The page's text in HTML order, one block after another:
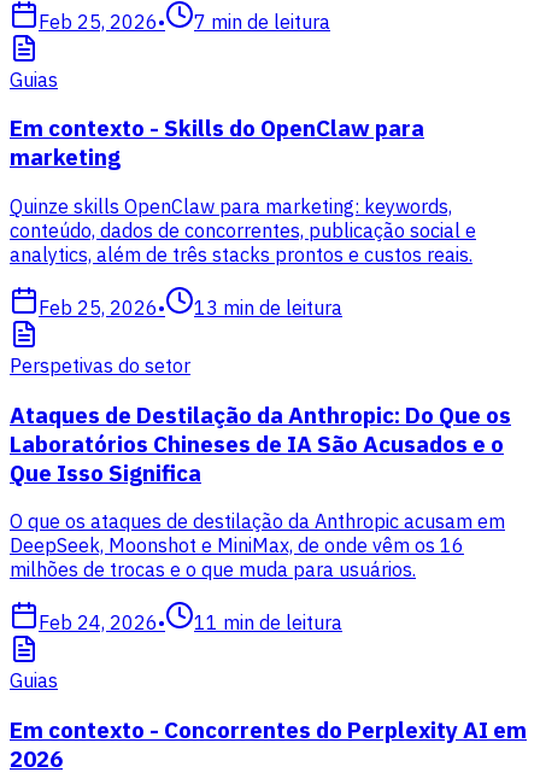
Feb 25, 2026• 7 min de leitura
Guias
Em contexto - Skills do OpenClaw para
marketing
Quinze skills OpenClaw para marketing: keywords,
conteúdo, dados de concorrentes, publicação social e
analytics, além de três stacks prontos e custos reais.
Feb 25, 2026• 13 min de leitura
Perspetivas do setor
Ataques de Destilação da Anthropic: Do Que os
Laboratórios Chineses de IA São Acusados e o
Que Isso Significa
O que os ataques de destilação da Anthropic acusam em
DeepSeek, Moonshot e MiniMax, de onde vêm os 16
milhões de trocas e o que muda para usuários.
Feb 24, 2026• 11 min de leitura
Guias
Em contexto - Concorrentes do Perplexity AI em
2026